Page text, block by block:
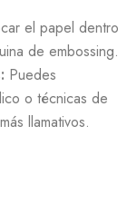
el papel dentro
de embossing.
Puedes
o técnicas de
llamativos.